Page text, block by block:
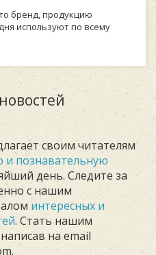
бренд, продукцию
используют по всему
своим читателям
и познавательную
день. Следите за
с нашим
интересных и
. Стать нашим
на email